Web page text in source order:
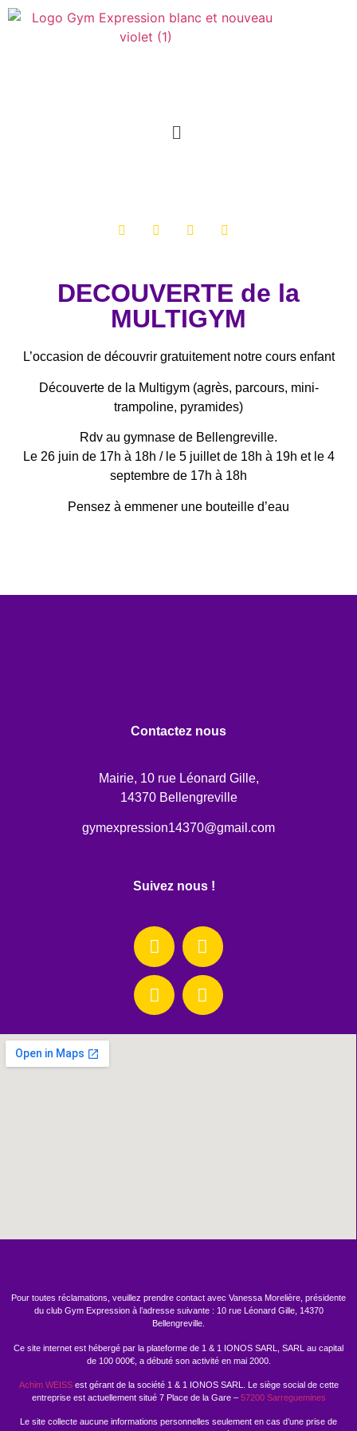
DECOUVERTE de la
MULTIGYM
L’occasion de découvrir gratuitement notre cours enfant
Découverte de la Multigym (agrès, parcours, mini-
trampoline, pyramides)
Rdv au gymnase de Bellengreville.
Le 26 juin de 17h à 18h / le 5 juillet de 18h à 19h et le 4
septembre de 17h à 18h
Pensez à emmener une bouteille d’eau
Contactez nous
Mairie, 10 rue Léonard Gille,
14370 Bellengreville
gymexpression14370@gmail.com
Suivez nous !
Pour toutes réclamations, veuillez prendre contact avec Vanessa Morelière, présidente
du club Gym Expression à l’adresse suivante : 10 rue Léonard Gille, 14370
Bellengreville.
Ce site internet est hébergé par la plateforme de 1 & 1 IONOS SARL, SARL au capital
de 100 000€, a débuté son activité en mai 2000.
Achim WEISSest gérant de la société 1 & 1 IONOS SARL. Le siège social de cette
entreprise est actuellement situé 7 Place de la Gare –57200 Sarreguemines
Le site collecte aucune informations personnelles seulement en cas d’une prise de